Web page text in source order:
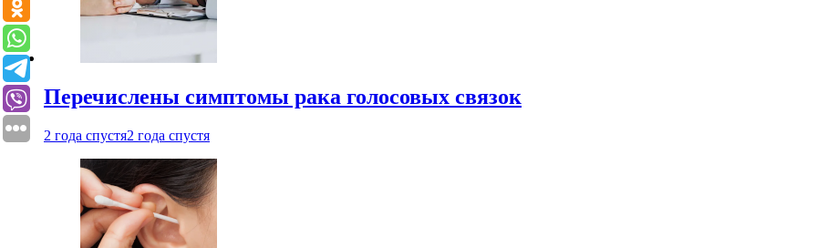
Перечислены симптомы рака голосовых связок
2 года спустя2 года спустя